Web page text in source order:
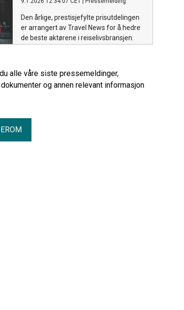
Den årlige, prestisjefylte prisutdelingen
er arrangert av Travel News for å hedre
de beste aktørene i reiselivsbransjen.
alle våre siste pressemeldinger,
og annen relevant informasjon